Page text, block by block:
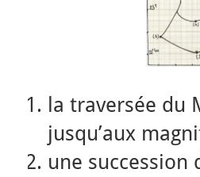
la traversée du
jusqu’aux
une